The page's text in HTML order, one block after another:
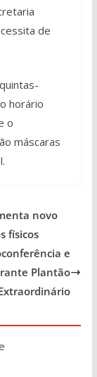
de
horário
o
máscaras
novo
físicos
e
Plantão